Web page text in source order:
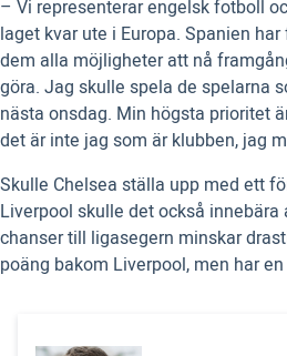
– Vi representerar engelsk fotboll
laget kvar ute i Europa. Spanien
dem alla möjligheter att nå
göra. Jag skulle spela de spelarna
nästa onsdag. Min högsta prioritet
det är inte jag som är klubben, jag
Skulle Chelsea ställa upp med ett
Liverpool skulle det också
chanser till ligasegern minskar
poäng bakom Liverpool, men har